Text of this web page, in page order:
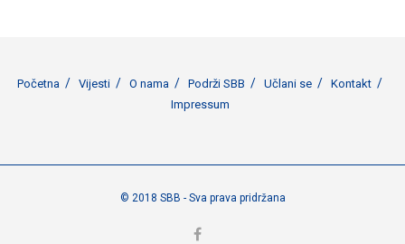
Početna Vijesti O nama Podrži SBB Učlani se
Kontakt
Impressum
© 2018 SBB - Sva prava pridržana